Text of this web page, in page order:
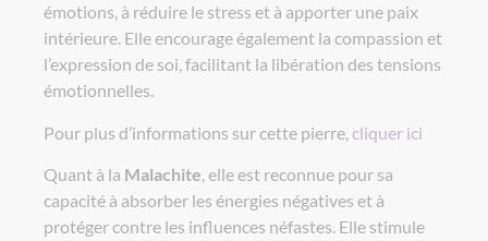
émotions, à réduire le stress et à apporter une paix
intérieure. Elle encourage également la compassion et
l’expression de soi, facilitant la libération des tensions
émotionnelles.
Pour plus d’informations sur cette pierre,cliquer ici
Quant à la Malachite, elle est reconnue pour sa
capacité à absorber les énergies négatives et à
protéger contre les influences néfastes. Elle stimule